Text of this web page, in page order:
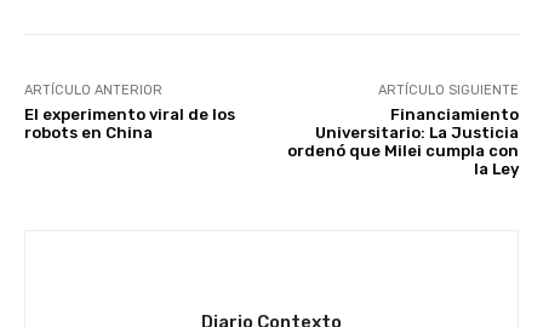
ARTÍCULO ANTERIOR
El experimento viral de los
robots en China
ARTÍCULO SIGUIENTE
Financiamiento
Universitario: La Justicia
ordenó que Milei cumpla con
la Ley
Diario Contexto